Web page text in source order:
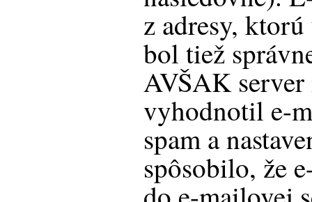
z adresy,
bol tiež
AVŠAK
vyhodnotil e-
spam a
spôsobilo, že